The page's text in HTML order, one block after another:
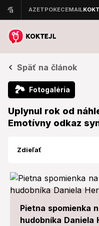
Späť na článok
🏞 Fotogaléria
Uplynul rok od
Emotívny odkaz
Zdieľať
Pietna spomienka
hudobníka Daniela